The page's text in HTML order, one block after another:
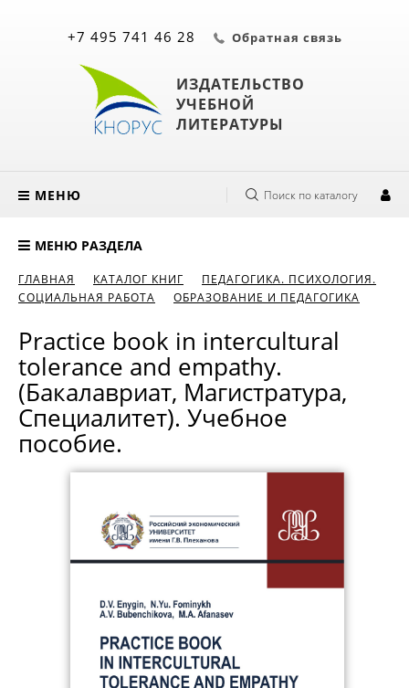
ИЗДАТЕЛЬСТВО
УЧЕБНОЙ
ЛИТЕРАТУРЫ
+7 495 741 46 28 Обратная связь
МЕНЮ Поиск по каталогу
МЕНЮ РАЗДЕЛА
ГЛАВНАЯ КАТАЛОГ КНИГ
ПЕДАГОГИКА. ПСИХОЛОГИЯ.
СОЦИАЛЬНАЯ РАБОТА
ОБРАЗОВАНИЕ И ПЕДАГОГИКА
Practice book in intercultural
tolerance and empathy.
(Бакалавриат, Магистратура,
Специалитет). Учебное
пособие.